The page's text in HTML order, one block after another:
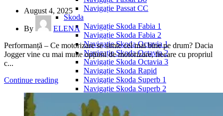
Navigație Passat CC
Skoda
Navigație Skoda Fabia 1
Navigație Skoda Fabia 2
Navigație Skoda Octavia 1
Navigație Skoda Octavia 2
Navigație Skoda Octavia 3
Navigație Skoda Rapid
Navigație Skoda Superb 1
Navigație Skoda Superb 2
Navigație Toyota Avensis T25
Portbagaj Plafon Auto
August 4, 2025
By
ELENA
Performanță – Ce motorizare se simte cel mai bine pe drum? Dacia
Jogger vine cu mai multe opțiuni de motorizare, fiecare cu propriul
c...
Continue reading